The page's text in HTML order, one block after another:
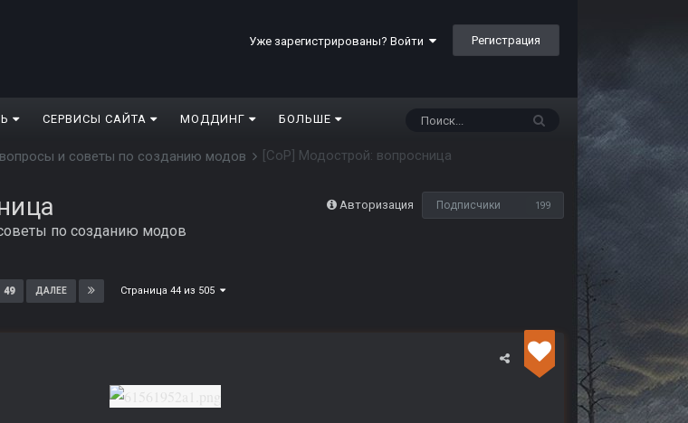
Уже зарегистрированы? Войти Регистрация
СЕРВИСЫ САЙТА МОДДИНГ БОЛЬШЕ
и советы по созданию модов [CoP] Модострой: вопросница
Авторизация Подписчики 199
по созданию модов
49 ДАЛЕЕ Страница 44 из 505